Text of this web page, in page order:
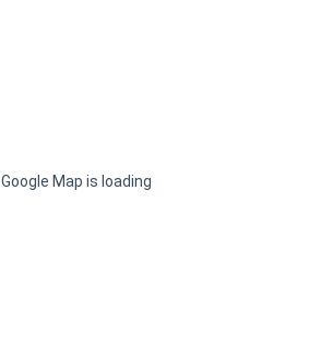
Google Map is loading